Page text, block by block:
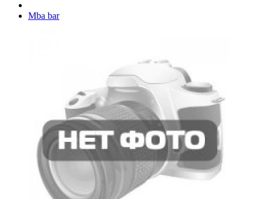
Mba bar